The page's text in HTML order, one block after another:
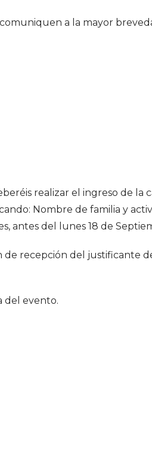
a la mayor
realizar el ingreso de la
Nombre de familia y
antes del lunes 18 de
recepción del justificante
del evento.